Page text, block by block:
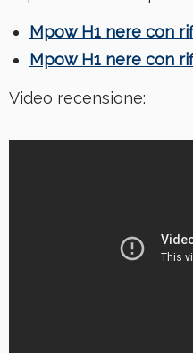
Mpow H1 nere con
Mpow H1 nere con
Video recensione: